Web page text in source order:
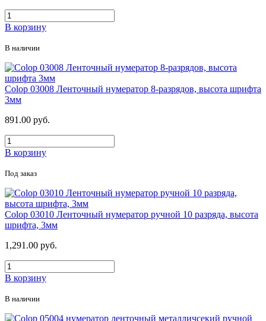
В корзину
В наличии
Colop 03008 Ленточный нумератор 8-разрядов, высота шрифта
3мм
891.00 руб.
В корзину
Под заказ
Colop 03010 Ленточный нумератор ручной 10 разряда, высота
шрифта, 3мм
1,291.00 руб.
В корзину
В наличии